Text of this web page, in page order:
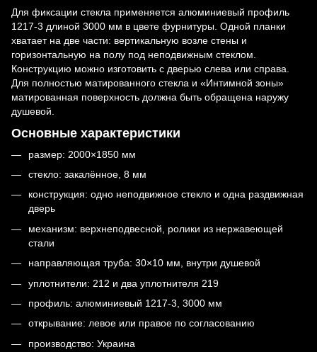
Для фиксации стекла применяется алюминиевый профиль
1217-3 длиной 3000 мм в цвете фурнитуры. Одной планки
хватает на две части: вертикальную возле стены и
горизонтальную на полу под неподвижным стеклом.
Конструкцию можно изготовить с дверью слева или справа.
Для полностью матированного стекла и «Интимной зоны»
матированная поверхность должна быть обращена наружу
душевой.
Основные характеристики
размер: 2000×1850 мм
стекло: закалённое, 8 мм
конструкция: одно неподвижное стекло и одна раздвижная
дверь
механизм: верхнеподвесной, ролики из нержавеющей
стали
направляющая труба: 30×10 мм, внутри душевой
уплотнители: 212 и два уплотнителя 219
профиль: алюминиевый 1217-3, 3000 мм
открывание: левое или правое по согласованию
производство: Украина